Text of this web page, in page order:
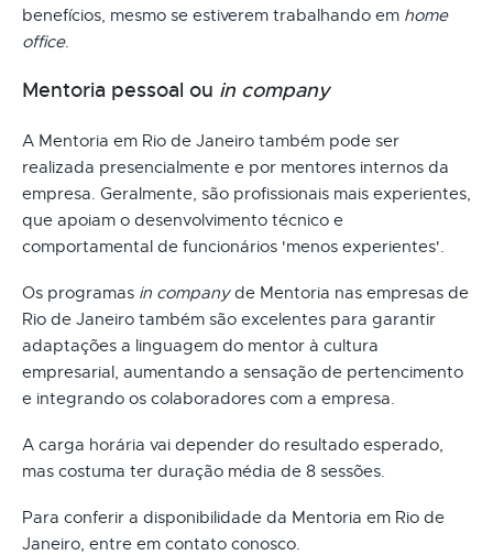
benefícios, mesmo se estiverem trabalhando em home
office.
Mentoria pessoal ou in company
A Mentoria em Rio de Janeiro também pode ser
realizada presencialmente e por mentores internos da
empresa. Geralmente, são profissionais mais experientes,
que apoiam o desenvolvimento técnico e
comportamental de funcionários 'menos experientes'.
Os programas in companyde Mentoria nas empresas de
Rio de Janeiro também são excelentes para garantir
adaptações a linguagem do mentor à cultura
empresarial, aumentando a sensação de pertencimento
e integrando os colaboradores com a empresa.
A carga horária vai depender do resultado esperado,
mas costuma ter duração média de 8 sessões.
Para conferir a disponibilidade da Mentoria em Rio de
Janeiro, entre em contato conosco.